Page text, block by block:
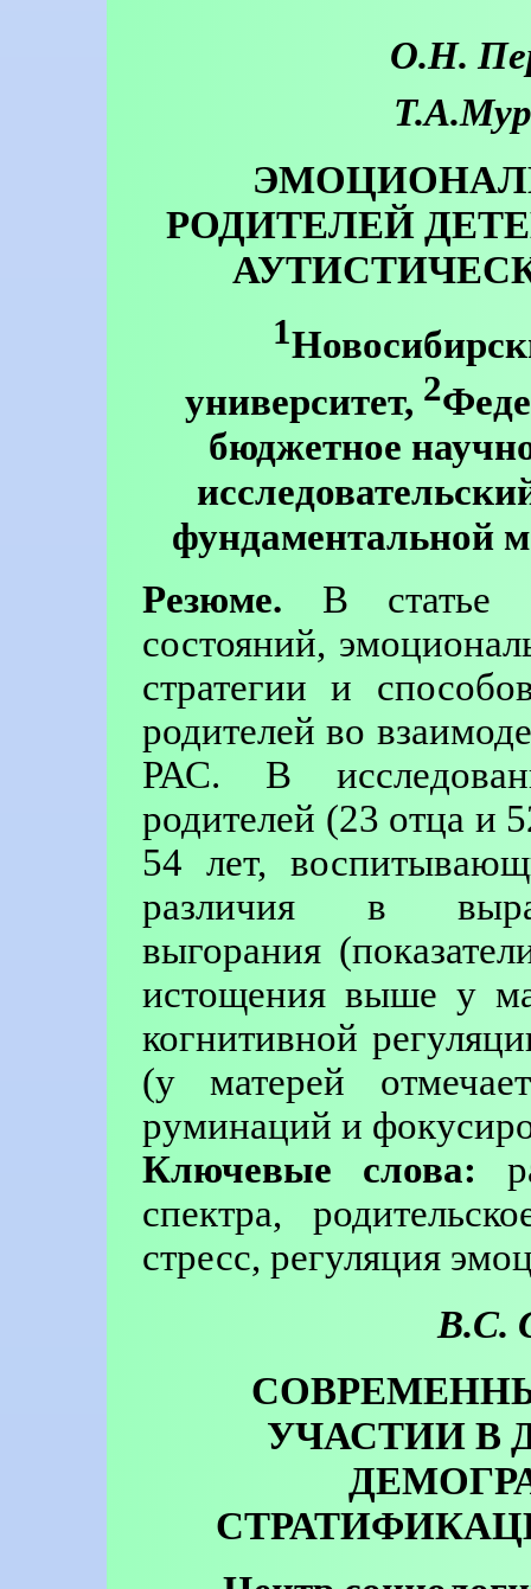
О.Н.
РОДИТЕЛЕЙ
1
университет, 2
бюджетное
фундаментальной
Резюме. В статье
состояний,
стратегии и
родителей во
РАС. В
родителей (23 отца и
54 лет,
различия в
выгорания
истощения выше у
когнитивной
(у матерей
руминаций и
Ключевые слова:
спектра,
стресс, регуляция
В.С.
УЧАСТИИ В